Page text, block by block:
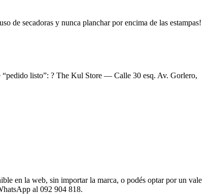
de secadoras y nunca planchar por encima de las estampas!
“pedido listo”: ? The Kul Store — Calle 30 esq. Av. Gorlero,
en la web, sin importar la marca, o podés optar por un vale
al 092 904 818.